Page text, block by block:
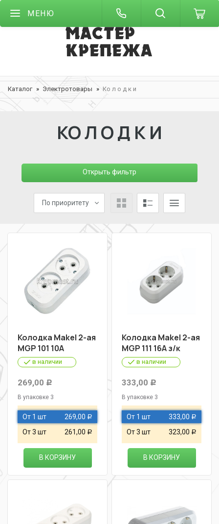
МЕНЮ
Каталог Электротовары Ко л о д к и
КО Л О Д К И
Открыть фильтр
По приоритету
Колодка Makel 2-ая
MGP 101 10А
в наличии
269,00 Р
В упаковке 3
От 1 шт 269,00 Р
От 3 шт 261,00 Р
В КОРЗИНУ
Колодка Makel 2-ая
MGP 111 16А з/к
в наличии
333,00 Р
В упаковке 3
От 1 шт 333,00 Р
От 3 шт 323,00 Р
В КОРЗИНУ